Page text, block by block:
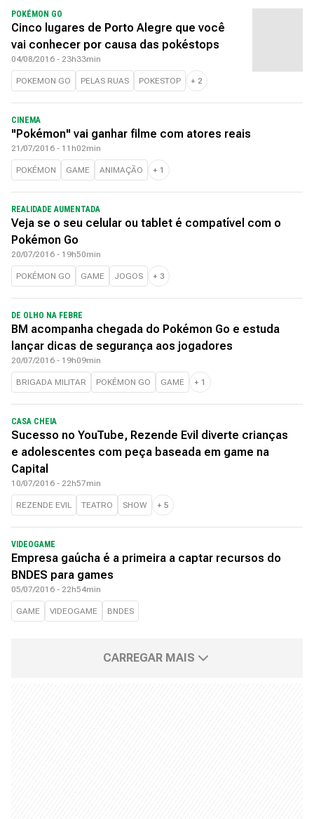
POKÉMON GO
Cinco lugares de Porto Alegre que você
vai conhecer por causa das pokéstops
04/08/2016 - 23h33min
POKEMON GO PELAS RUAS POKESTOP + 2
CINEMA
"Pokémon" vai ganhar filme com atores reais
21/07/2016 - 11h02min
POKÉMON GAME ANIMAÇÃO + 1
REALIDADE AUMENTADA
Veja se o seu celular ou tablet é compatível com o
Pokémon Go
20/07/2016 - 19h50min
POKÉMON GO GAME JOGOS + 3
DE OLHO NA FEBRE
BM acompanha chegada do Pokémon Go e estuda
lançar dicas de segurança aos jogadores
20/07/2016 - 19h09min
BRIGADA MILITAR POKÉMON GO GAME + 1
CASA CHEIA
Sucesso no YouTube, Rezende Evil diverte crianças
e adolescentes com peça baseada em game na
Capital
10/07/2016 - 22h57min
REZENDE EVIL TEATRO SHOW + 5
VIDEOGAME
Empresa gaúcha é a primeira a captar recursos do
BNDES para games
05/07/2016 - 22h54min
GAME VIDEOGAME BNDES
CARREGAR MAIS